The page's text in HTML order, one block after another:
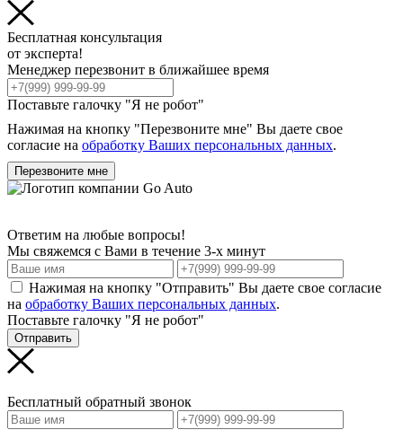
Бесплатная консультация
от эксперта!
Менеджер перезвонит в ближайшее время
Поставьте галочку "Я не робот"
Нажимая на кнопку "Перезвоните мне" Вы даете свое
согласие на обработку Ваших персональных данных.
Перезвоните мне
Ответим на любые вопросы!
Мы свяжемся с Вами в течение 3-х минут
Нажимая на кнопку "Отправить" Вы даете свое согласие
на обработку Ваших персональных данных.
Поставьте галочку "Я не робот"
Отправить
Бесплатный обратный звонок